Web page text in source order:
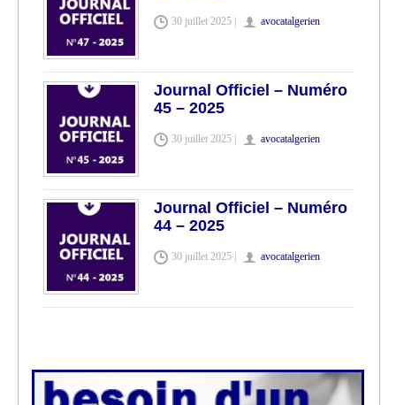
30 juillet 2025 | avocatalgerien
Journal Officiel – Numéro
45 – 2025
30 juillet 2025 | avocatalgerien
Journal Officiel – Numéro
44 – 2025
30 juillet 2025 | avocatalgerien